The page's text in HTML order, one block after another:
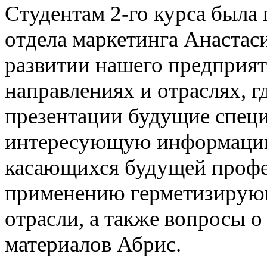
Студентам 2-го курса
отдела маркетинга
развитии нашего
направлениях и отраслях,
презентации будущие
интересующую
касающихся будущей
применению
отрасли, а также вопросы
материалов Абрис.